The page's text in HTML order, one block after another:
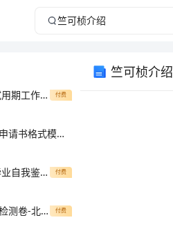
2024业务经理试用期工作总结 付费
优秀国家奖学金申请书格式模板与优秀大专生自我评价汇编
2024年幼师生毕业自我鉴定幼师毕业自我总结 付费
第四次月考滚动检测卷-北京市第十五中学数学七年级上册第三章一元一次方程方程重点解析试卷（含答案详解版） 付费
竺可桢介绍